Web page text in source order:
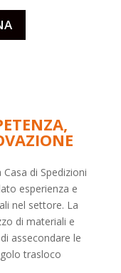
di Spedizioni
esperienza e
nel settore. La
di materiali e
assecondare le
trasloco